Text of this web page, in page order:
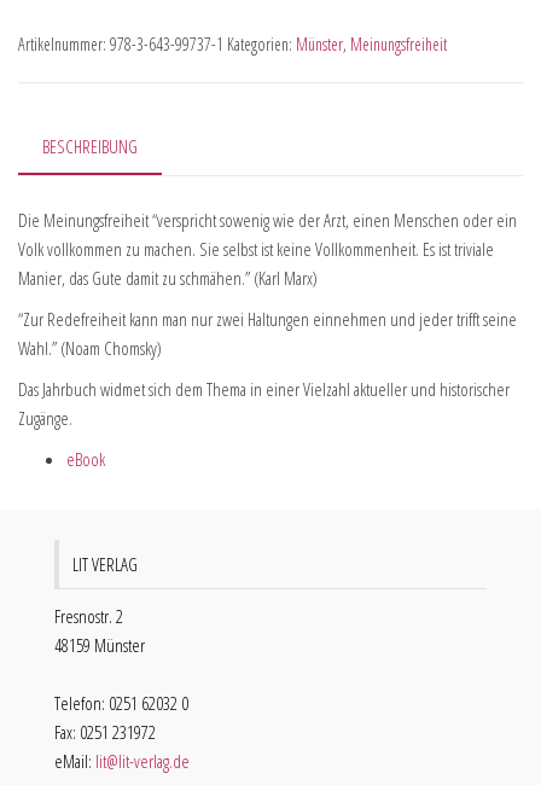
Artikelnummer: 978-3-643-99737-1 Kategorien: Münster, Meinungsfreiheit
BESCHREIBUNG
Die Meinungsfreiheit “verspricht sowenig wie der Arzt, einen Menschen oder ein
Volk vollkommen zu machen. Sie selbst ist keine Vollkommenheit. Es ist triviale
Manier, das Gute damit zu schmähen.” (Karl Marx)
“Zur Redefreiheit kann man nur zwei Haltungen einnehmen und jeder trifft seine
Wahl.” (Noam Chomsky)
Das Jahrbuch widmet sich dem Thema in einer Vielzahl aktueller und historischer
Zugänge.
eBook
LIT VERLAG
Fresnostr. 2
48159 Münster
Telefon: 0251 62032 0
Fax: 0251 231972
eMail: lit@lit-verlag.de